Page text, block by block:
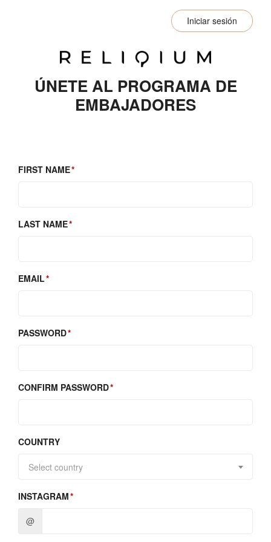
Iniciar sesión
ÚNETE AL PROGRAMA DE
EMBAJADORES
FIRST NAME
LAST NAME
EMAIL
PASSWORD
CONFIRM PASSWORD
COUNTRY
Select country
INSTAGRAM
@